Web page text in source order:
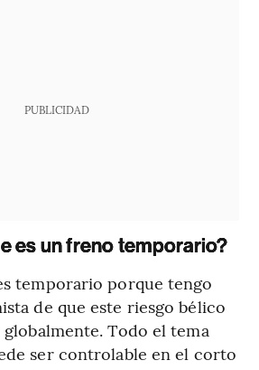
PUBLICIDAD
es un freno temporario?
temporario porque tengo
de que este riesgo bélico
globalmente. Todo el tema
ser controlable en el corto